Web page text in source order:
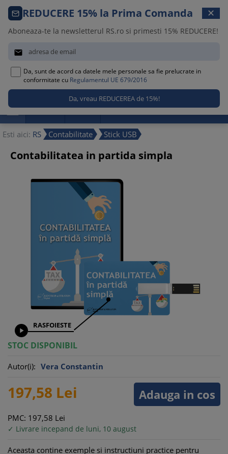
Comanda telefonica · 021 209 45 12

 Promotii Noutati Reduceri
Esti aici: RS Contabilitate Stick USB
REDUCERE 15% la Prima Comanda ✕
Aboneaza-te la newsletterul RS.ro si primesti 15% REDUCERE!

Da, sunt de acord ca datele mele personale sa fie prelucrate in
conformitate cu Regulamentul UE 679/2016
Contabilitatea in partida simpla

RASFOIESTE
STOC DISPONIBIL
Autor(i): Vera Constantin
Adauga in cos
197,58 Lei
PMC: 197,58 Lei
✓ Livrare incepand de luni, 10 august
Aceasta contine exemple si instructiuni practice pentru